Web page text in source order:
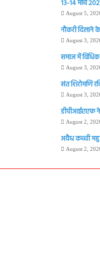
13-14 मार्च
August 5,
नौकरी दिलाने
August 3,
समाज में विधिक
August 3,
संत शिरोमणि
August 3,
डीपीआईएएफ
August 2,
अवैध कच्ची
August 2,